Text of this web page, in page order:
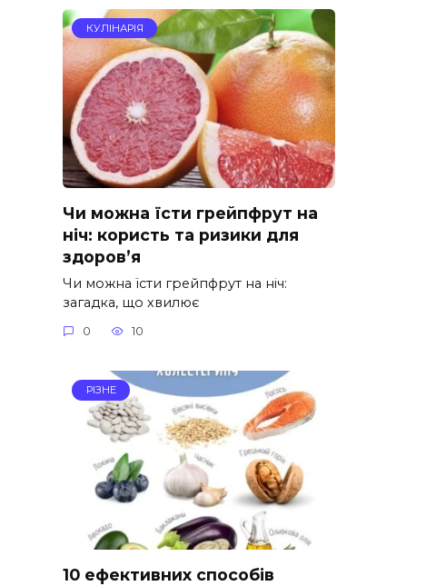
КУЛІНАРІЯ
Чи можна їсти грейпфрут на
ніч: користь та ризики для
здоров’я
Чи можна їсти грейпфрут на ніч:
загадка, що хвилює
0 10
РІЗНЕ
10 ефективних способів